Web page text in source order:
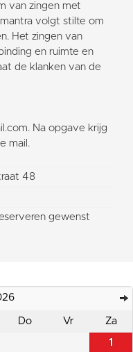
van zingen met
volgt stilte om
Het zingen van
en ruimte en
de klanken van de
Na opgave krijg
mail.
48
gewenst
Do Vr Za
1